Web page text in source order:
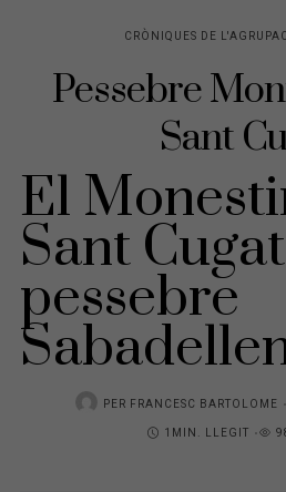
CRÒNIQUES DE
Pessebre
Sant
El
Sant
pessebre
PER FRANCESC BARTOLOME
1MIN. LLEGIT